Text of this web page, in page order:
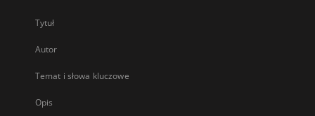
Tytuł
Autor
Temat i słowa kluczowe
Opis